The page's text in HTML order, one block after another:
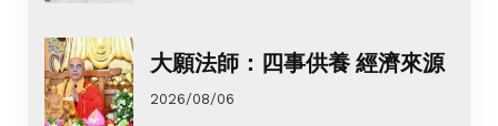
大願法師：四事供養 經濟來源
2026/08/06